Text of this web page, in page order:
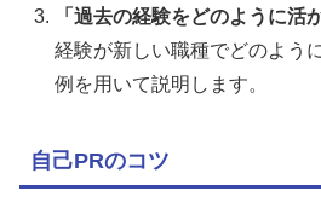
「過去の経験をどのように活
経験が新しい職種でどのよう
例を用いて説明します。
自己PRのコツ